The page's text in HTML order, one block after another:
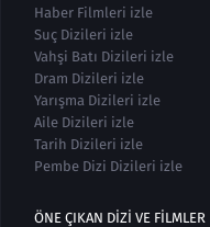
Haber Filmleri izle
Suç Dizileri izle
Vahşi Batı Dizileri izle
Dram Dizileri izle
Yarışma Dizileri izle
Aile Dizileri izle
Tarih Dizileri izle
Pembe Dizi Dizileri izle
ÖNE ÇIKAN DIZI VE FILMLER